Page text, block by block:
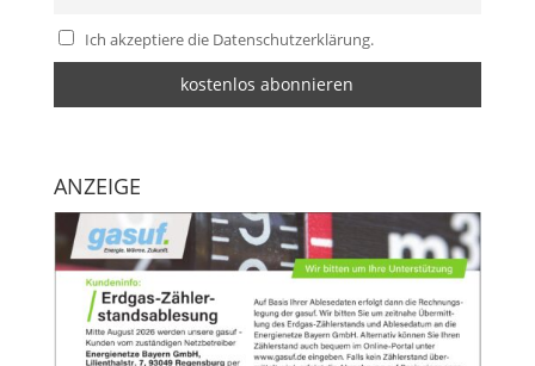
Ich akzeptiere die Datenschutzerklärung.
ANZEIGE